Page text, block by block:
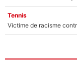
Tennis